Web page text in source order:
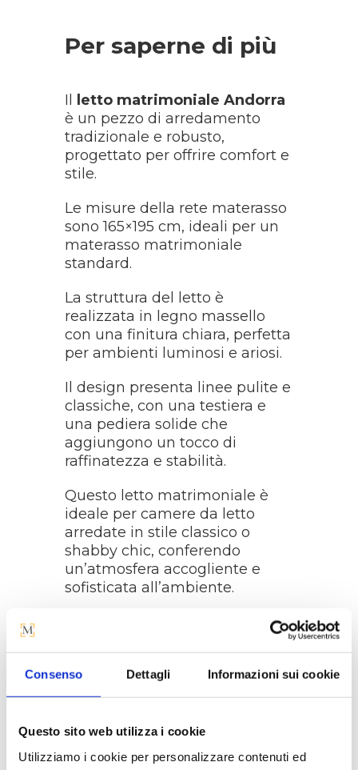
Consenso Dettagli Informazioni sui cookie
Questo sito web utilizza i cookie
Utilizziamo i cookie per personalizzare contenuti ed
Per saperne di più
Il
letto matrimoniale Andorra
è un pezzo di arredamento
tradizionale e robusto,
progettato per offrire comfort e
stile.
Le misure della rete materasso
sono 165×195 cm, ideali per un
materasso matrimoniale
standard.
La struttura del letto è
realizzata in legno massello
con una finitura chiara, perfetta
per ambienti luminosi e ariosi.
Il design presenta linee pulite e
classiche, con una testiera e
una pediera solide che
aggiungono un tocco di
raffinatezza e stabilità.
Questo letto matrimoniale è
ideale per camere da letto
arredate in stile classico o
shabby chic, conferendo
un’atmosfera accogliente e
sofisticata all’ambiente.
Larghezza: 183 cm
Altezza Testata: 110 cm
Altezza Pediera: 60 cm